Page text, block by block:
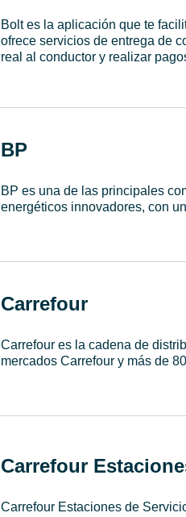
Bolt es la aplicación que te
ofrece servicios de entrega de
real al conductor y realizar
BP
BP es una de las principales
energéticos innovadores, con
Carrefour
Carrefour es la cadena de
mercados Carrefour y más de
Carrefour
Carrefour Estaciones de